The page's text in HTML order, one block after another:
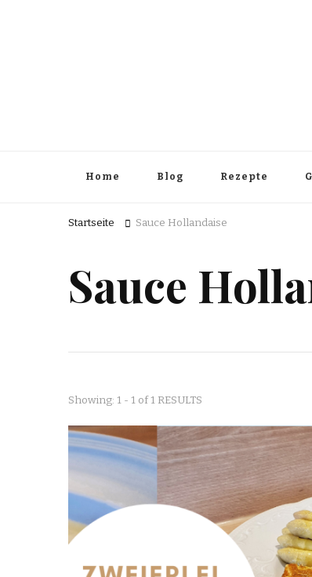
Home Blog Rezepte
Startseite Sauce Hollandaise
Sauce
Showing: 1 - 1 of 1 RESULTS